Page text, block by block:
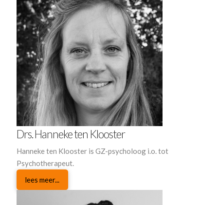
Drs. Hanneke ten Klooster
Hanneke ten Klooster is GZ-psycholoog i.o. tot
Psychotherapeut.
lees meer...